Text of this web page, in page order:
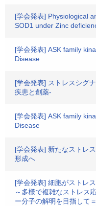
[学会発表] Physiological
SOD1 under Zinc
[学会発表] ASK family
Disease
[学会発表] ストレスシグ
疾患と創薬-
[学会発表] ASK family
Disease
[学会発表] 新たなストレ
形成へ
[学会発表] 細胞がストレ
～多様で複雑なストレス
ー分子の解明を目指して＝